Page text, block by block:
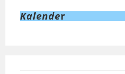
Kalender